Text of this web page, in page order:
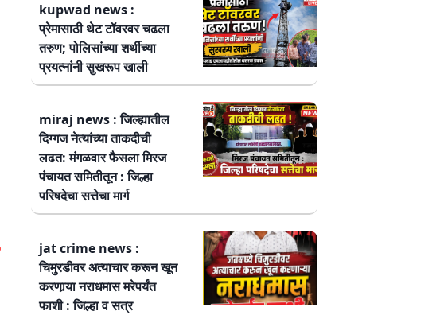
kupwad news :
प्रेमासाठी थेट टॉवरवर चढला
तरुण; पोलिसांच्या शर्थीच्या
प्रयत्नांनी सुखरूप खाली
miraj news : जिल्ह्यातील
दिग्गज नेत्यांच्या ताकदीची
लढत: मंगळवार फैसला मिरज
पंचायत समितीतून : जिल्हा
परिषदेचा सत्तेचा मार्ग
jat crime news :
चिमुरडीवर अत्याचार करून खून
करणार्‍या नराधमास मरेपर्यंत
फाशी : जिल्हा व सत्र